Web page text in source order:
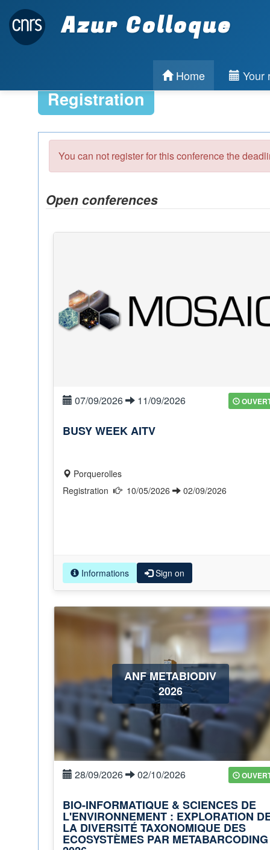
Azur Colloque
Home Your
Registration
You can not register for this conference the
Open conferences
07/09/2026 11/09/2026
BUSY WEEK AITV
Porquerolles
10/05/2026 02/09/2026
Informations Sign on
ANF METABIODIV
2026
28/09/2026 02/10/2026
BIO-INFORMATIQUE & SCIENCES DE
L'ENVIRONNEMENT : EXPLORATION
LA DIVERSITÉ TAXONOMIQUE DES
ECOSYSTÈMES PAR METABARCODING